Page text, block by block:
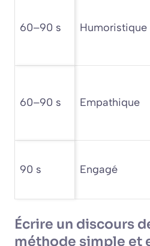
60–90 s Humoristique
60–90 s Empathique
90 s Engagé
Écrire un discours
méthode simple et